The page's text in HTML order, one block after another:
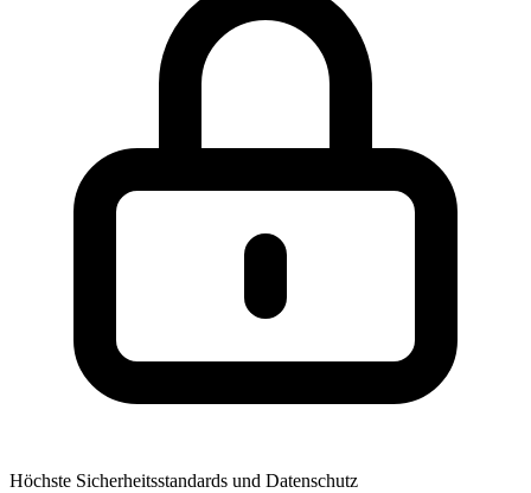
Höchste Sicherheitsstandards und Datenschutz